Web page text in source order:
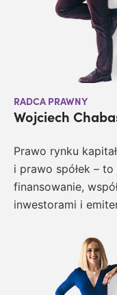
RADCA PRAWNY
Wojciech
Prawo rynku
i prawo spółek – to
finansowanie,
inwestorami i